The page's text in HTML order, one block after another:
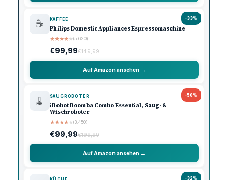
-33%
☕ KAFFEE
Philips Domestic Appliances Espressomaschine
★★★★★(5.620)
€99,99€149,99
Auf Amazon ansehen →
-50%
🧹 SAUGROBOTER
iRobot Roomba Combo Essential, Saug- &
Wischroboter
★★★★★(3.450)
€99,99€199,99
Auf Amazon ansehen →
-32%